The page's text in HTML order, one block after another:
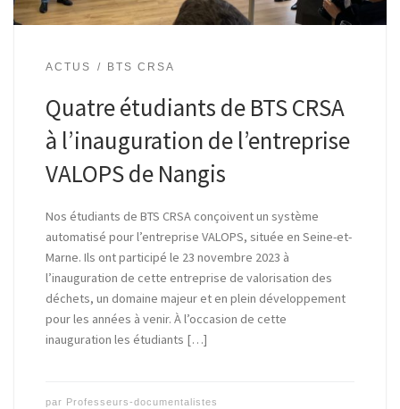
ACTUS BTS CRSA
Quatre étudiants de BTS CRSA
à l’inauguration de l’entreprise
VALOPS de Nangis
Nos étudiants de BTS CRSA conçoivent un système
automatisé pour l’entreprise VALOPS, située en Seine-et-
Marne. Ils ont participé le 23 novembre 2023 à
l’inauguration de cette entreprise de valorisation des
déchets, un domaine majeur et en plein développement
pour les années à venir. À l’occasion de cette
inauguration les étudiants […]
par Professeurs-documentalistes